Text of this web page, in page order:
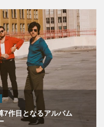
7作目となるアルバム